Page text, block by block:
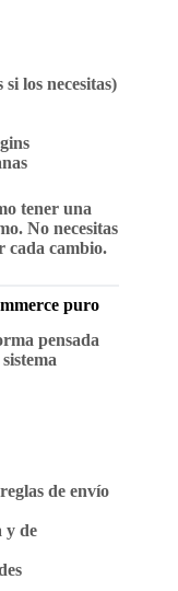
los necesitas)
tener una
. No necesitas
cada cambio.
puro
pensada
de envío
y de